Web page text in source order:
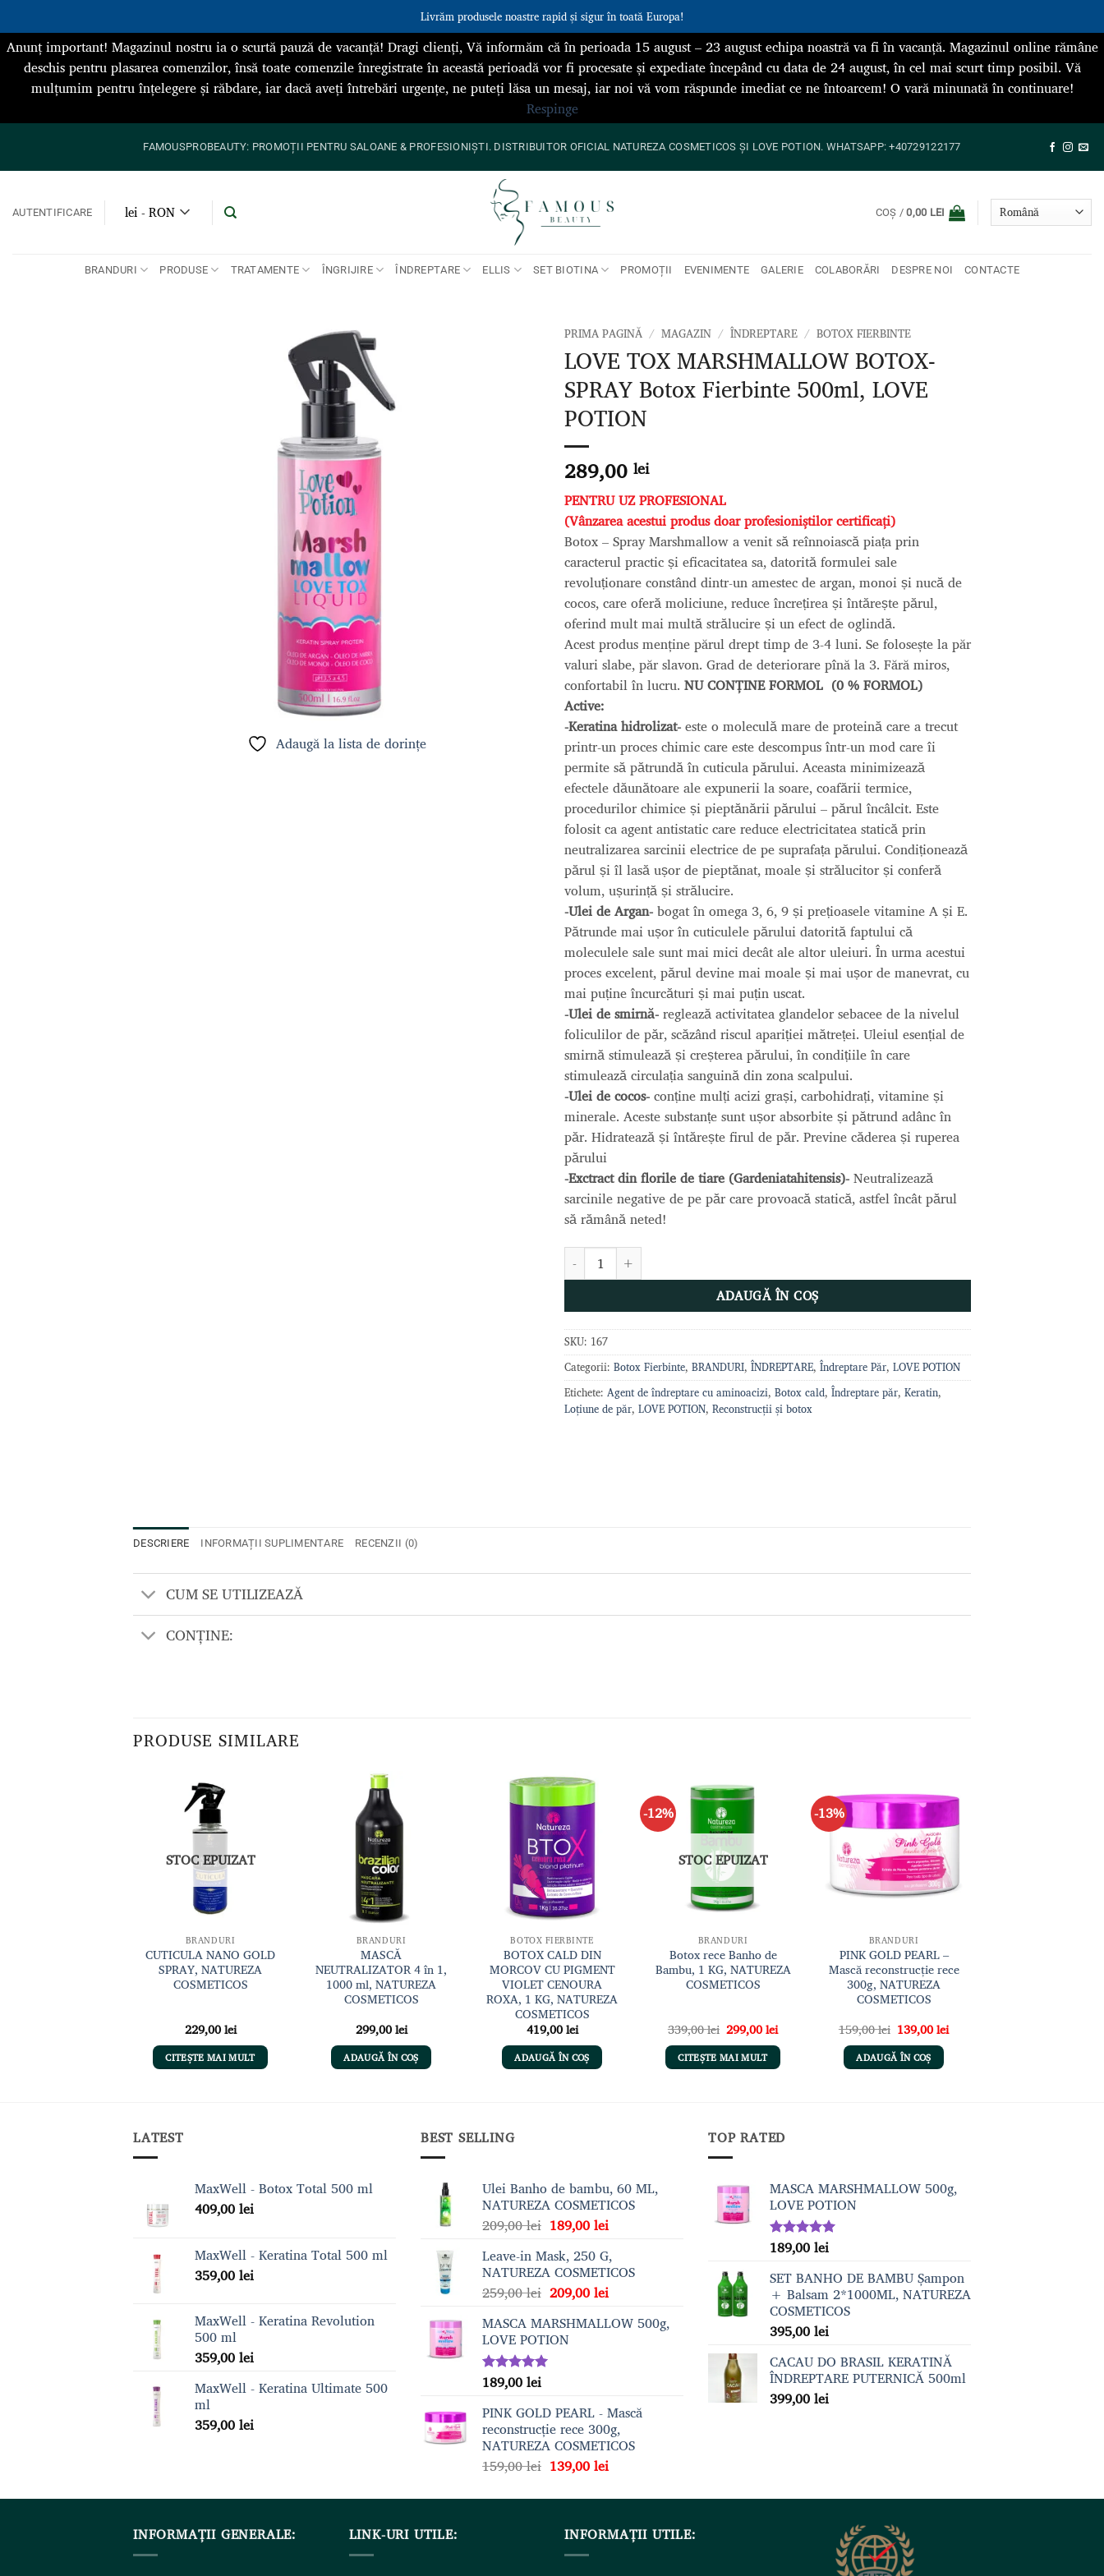
Livrăm produsele noastre rapid și sigur în toată Europa!
Anunț important! Magazinul nostru ia o scurtă pauză de vacanță! Dragi clienți, Vă informăm că în perioada 15 august – 23 august echipa noastră va fi în vacanță. Magazinul online rămâne
deschis pentru plasarea comenzilor, însă toate comenzile înregistrate în această perioadă vor fi procesate și expediate începând cu data de 24 august, în cel mai scurt timp posibil. Vă
mulțumim pentru înțelegere și răbdare, iar dacă aveți întrebări urgențe, ne puteți lăsa un mesaj, iar noi vă vom răspunde imediat ce ne întoarcem! O vară minunată în continuare!
Respinge
content
FAMOUSPROBEAUTY: PROMOȚII PENTRU SALOANE & PROFESIONIȘTI. DISTRIBUITOR OFICIAL NATUREZA COSMETICOS ȘI LOVE POTION. WHATSAPP: +40729122177
AUTENTIFICARE lei - RON COȘ /0,00 LEI
BRANDURI PRODUSE TRATAMENTE ÎNGRIJIRE ÎNDREPTARE ELLIS SET BIOTINA PROMOȚII EVENIMENTE GALERIE COLABORĂRI DESPRE NOI CONTACTE
Adaugă la lista de dorințe
PRIMA PAGINĂ / MAGAZIN / ÎNDREPTARE / BOTOX FIERBINTE
LOVE TOX MARSHMALLOW BOTOX-
SPRAY Botox Fierbinte 500ml, LOVE
POTION
289,00 lei
PENTRU UZ PROFESIONAL
(Vânzarea acestui produs doar profesioniștilor certificați)
Botox – Spray Marshmallow a venit să reînnoiască piața prin
caracterul practic și eficacitatea sa, datorită formulei sale
revoluționare constând dintr-un amestec de argan, monoi și nucă de
cocos, care oferă moliciune, reduce încrețirea și întărește părul,
oferind mult mai multă strălucire și un efect de oglindă.
Acest produs menține părul drept timp de 3-4 luni. Se folosește la păr
valuri slabe, păr slavon. Grad de deteriorare pînă la 3. Fără miros,
confortabil în lucru. NU CONȚINE FORMOL (0 % FORMOL)
Active:
-Keratina hidrolizat-este o moleculă mare de proteină care a trecut
printr-un proces chimic care este descompus într-un mod care îi
permite să pătrundă în cuticula părului. Aceasta minimizează
efectele dăunătoare ale expunerii la soare, coafării termice,
procedurilor chimice și pieptănării părului – părul încâlcit. Este
folosit ca agent antistatic care reduce electricitatea statică prin
neutralizarea sarcinii electrice de pe suprafața părului. Condiționează
părul și îl lasă ușor de pieptănat, moale și strălucitor și conferă
volum, ușurință și strălucire.
-Ulei de Argan-bogat în omega 3, 6, 9 și prețioasele vitamine A și E.
Pătrunde mai ușor în cuticulele părului datorită faptului că
moleculele sale sunt mai mici decât ale altor uleiuri. În urma acestui
proces excelent, părul devine mai moale și mai ușor de manevrat, cu
mai puține încurcături și mai puțin uscat.
-Ulei de smirnă-reglează activitatea glandelor sebacee de la nivelul
foliculilor de păr, scăzând riscul apariției mătreței. Uleiul esențial de
smirnă stimulează și creșterea părului, în condițiile în care
stimulează circulația sanguină din zona scalpului.
-Ulei de cocos-conține mulți acizi grași, carbohidrați, vitamine și
minerale. Aceste substanțe sunt ușor absorbite și pătrund adânc în
păr. Hidratează și întărește firul de păr. Previne căderea și ruperea
părului
-Exctract din florile de tiare (Gardeniatahitensis)-Neutralizează
sarcinile negative de pe păr care provoacă statică, astfel încât părul
să rămână neted!
Cantitate LOVE TOX MARSHMALLOW BOTOX-SPRAY Botox Fierbinte 500ml, LOVE POTION
ADAUGĂ ÎN COȘ
SKU: 167
Categorii: Botox Fierbinte, BRANDURI, ÎNDREPTARE, Îndreptare Păr, LOVE POTION
Etichete: Agent de îndreptare cu aminoacizi, Botox cald, Îndreptare păr, Keratin,
Loțiune de păr, LOVE POTION, Reconstrucții și botox
DESCRIERE INFORMAȚII SUPLIMENTARE RECENZII (0)
CUM SE UTILIZEAZĂ
CONȚINE:
PRODUSE SIMILARE
dorințe
STOC EPUIZAT
BRANDURI
CUTICULA NANO GOLD
SPRAY, NATUREZA
COSMETICOS
229,00lei
CITEȘTE MAI MULT
BRANDURI
MASCĂ
NEUTRALIZATOR 4 în 1,
1000 ml, NATUREZA
COSMETICOS
299,00lei
ADAUGĂ ÎN COȘ
BOTOX FIERBINTE
BOTOX CALD DIN
MORCOV CU PIGMENT
VIOLET CENOURA
ROXA, 1 KG, NATUREZA
COSMETICOS
419,00lei
ADAUGĂ ÎN COȘ
-12%
dorințe
STOC EPUIZAT
BRANDURI
Botox rece Banho de
Bambu, 1 KG, NATUREZA
COSMETICOS
339,00lei Prețul
inițial
a
fost:
339,00 lei.
299,00leiPrețul
curent
este:
299,00 lei.
CITEȘTE MAI MULT
-13%
la lista
de
dorințe
BRANDURI
PINK GOLD PEARL –
Mască reconstrucție rece
300g, NATUREZA
COSMETICOS
159,00lei Prețul
inițial
a
fost:
159,00 lei.
139,00leiPrețul
curent
ADAUGĂ ÎN COȘ
LATEST
MaxWell - Botox Total 500 ml
409,00lei
MaxWell - Keratina Total 500 ml
359,00lei
MaxWell - Keratina Revolution
500 ml
359,00lei
MaxWell - Keratina Ultimate 500
ml
359,00lei
BEST SELLING
Ulei Banho de bambu, 60 ML,
NATUREZA COSMETICOS
209,00lei Prețul
a
fost:
209,00 lei.
189,00leiPrețul
este:
189,00 lei.
Leave-in Mask, 250 G,
NATUREZA COSMETICOS
259,00lei Prețul
a
fost:
209,00leiPrețul
este:
MASCA MARSHMALLOW 500g,
LOVE POTION
Evaluat la
5.00din 5
189,00lei
PINK GOLD PEARL - Mască
reconstrucție rece 300g,
NATUREZA COSMETICOS
159,00lei Prețul
a
159,00 lei.
139,00leiPrețul
este:
TOP RATED
MASCA MARSHMALLOW 500g,
LOVE POTION
Evaluat la
5.00din 5
189,00lei
SET BANHO DE BAMBU Șampon
+ Balsam 2*1000ML, NATUREZA
COSMETICOS
395,00lei
CACAU DO BRASIL KERATINĂ
ÎNDREPTARE PUTERNICĂ 500ml
399,00lei
INFORMAȚII GENERALE: LINK-URI UTILE: INFORMAȚII UTILE: